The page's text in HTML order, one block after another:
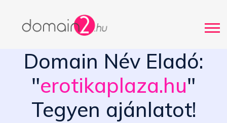
Domain Név Eladó:
"erotikaplaza.hu"
Tegyen ajánlatot!